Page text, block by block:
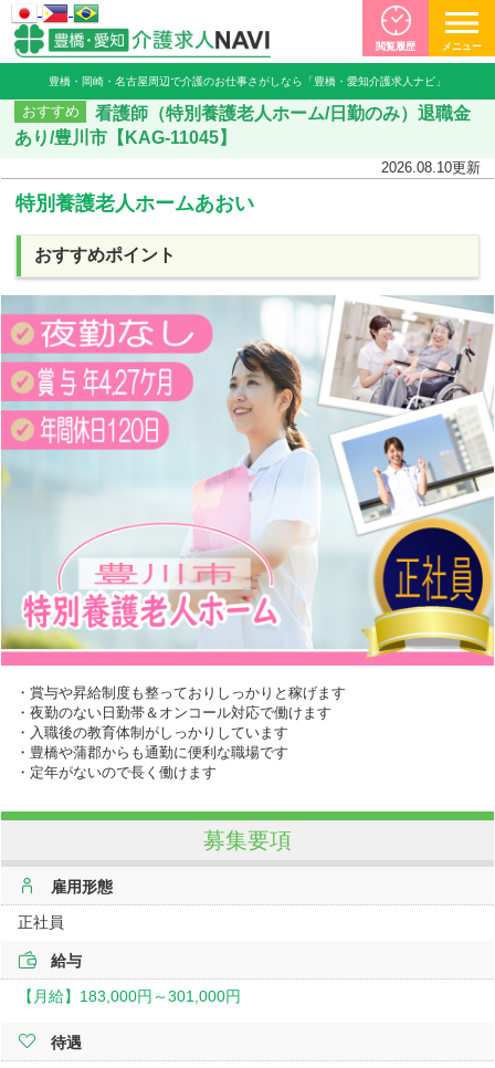
豊橋・岡崎・名古屋周辺で介護のお仕事さがしなら「豊橋・愛知介護求人ナビ」
閲覧履歴 メニュー
おすすめ
看護師（特別養護老人ホーム/日勤のみ）退職金
あり/豊川市【KAG-11045】
2026.08.10更新
特別養護老人ホームあおい
おすすめポイント
・賞与や昇給制度も整っておりしっかりと稼げます
・夜勤のない日勤帯＆オンコール対応で働けます
・入職後の教育体制がしっかりしています
・豊橋や蒲郡からも通勤に便利な職場です
・定年がないので長く働けます
募集要項
雇用形態
正社員
給与
【月給】 183,000円～301,000円
待遇